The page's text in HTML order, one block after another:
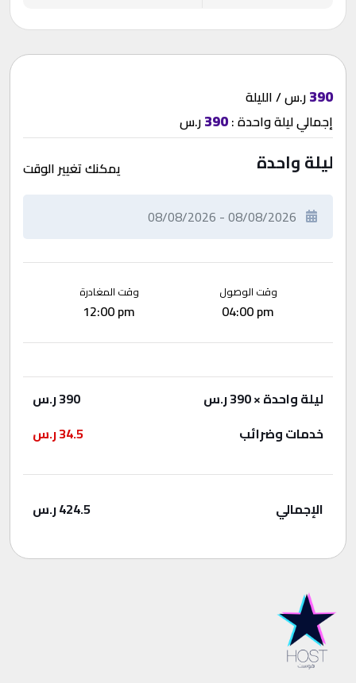
390ر.س / الليلة
إجماليليلة واحدة:
390ر.س
ليلة واحدة يمكنك تغيير الوقت
وقت الوصول
04:00 pm
وقت المغادرة
12:00 pm
ليلة واحدة× 390 ر.س 390ر.س
خدمات وضرائب
34.5ر.س
الإجمالي 424.5ر.س